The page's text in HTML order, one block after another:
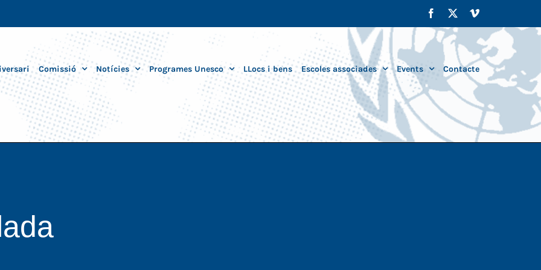
Facebook Vimeo
Comissió Notícies Programes Unesco LLocs i bens Escoles associades Events Contacte